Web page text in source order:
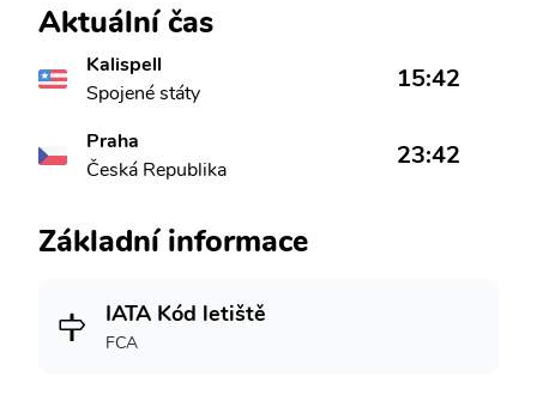
Aktuální čas
Kalispell
Spojené státy
15:42
Praha
Česká Republika
23:42
Základní informace
IATA Kód letiště
FCA